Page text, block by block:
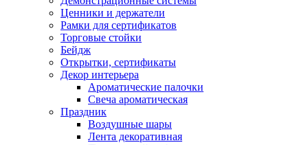
Ценники и держатели
Рамки для сертификатов
Торговые стойки
Бейдж
Открытки, сертификаты
Декор интерьера
Ароматические палочки
Свеча ароматическая
Праздник
Воздушные шары
Лента декоративная